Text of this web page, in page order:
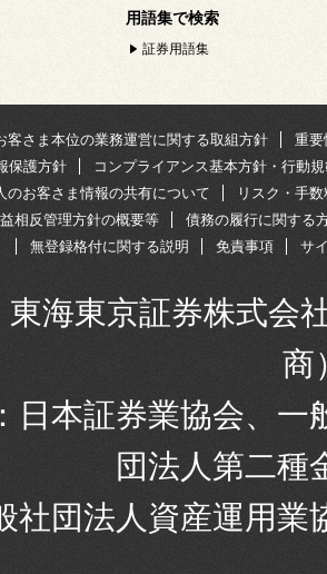
用語集で検索
証券用語集
客さま本位の業務運営に関する取組方針
重要
保護方針
コンプライアンス基本方針・行動
のお客さま情報の共有について
リスク・手
相反管理方針の概要等
債務の履行に関する
無登録格付に関する説明
免責事項 サ
東海東京証券株式会
商
日本証券業協会、
団法人第二種
社団法人資産運用業